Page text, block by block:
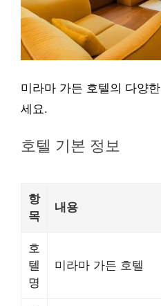
미라마 가든 호텔의 다양
세요.
호텔 기본 정보
항
목
내용
호
텔
명
미라마 가든 호텔